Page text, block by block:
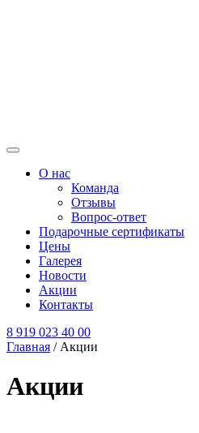
О нас
Команда
Отзывы
Вопрос-ответ
Подарочные сертификаты
Цены
Галерея
Новости
Акции
Контакты
8 919 023 40 00
Главная / Акции
Акции